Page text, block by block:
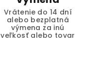
Vrátenie do 14 dní
alebo bezplatná
výmena za inú
veľkosť alebo tovar